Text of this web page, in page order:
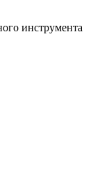
инструмента